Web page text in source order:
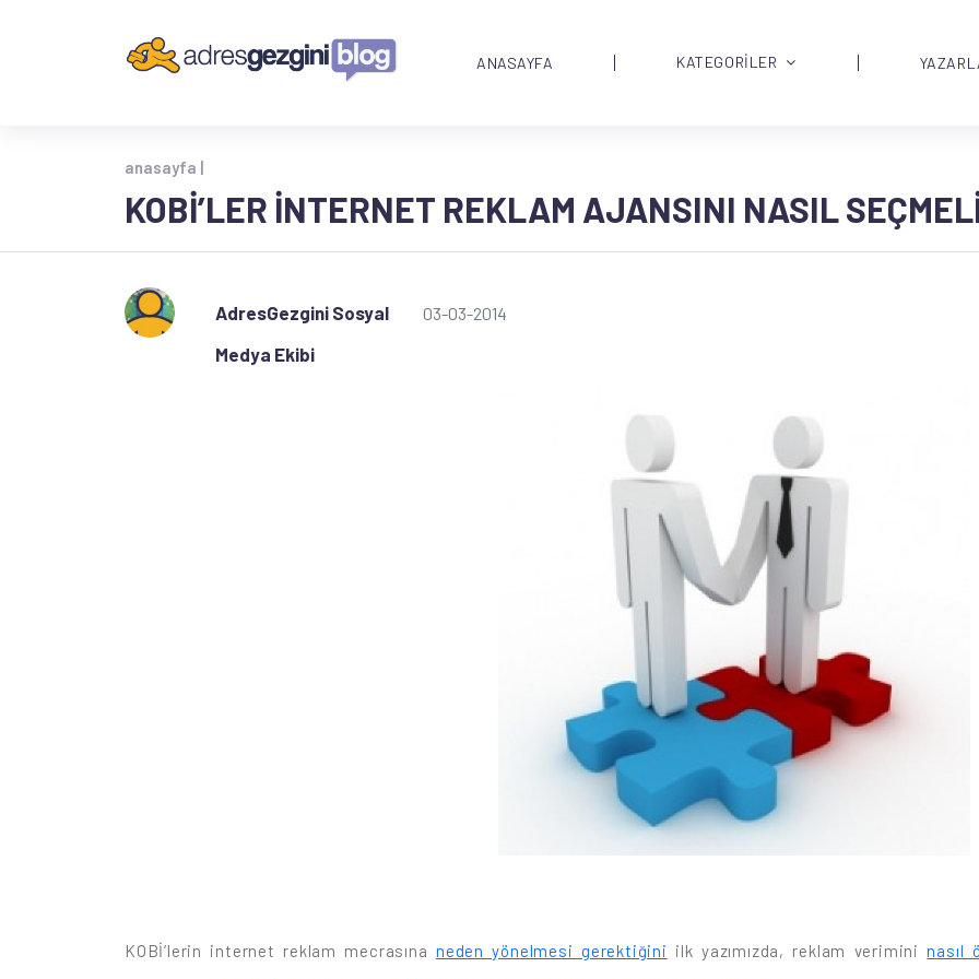
ANASAYFA KATEGORİLER
anasayfa |
KOBİ’LER İNTERNET REKLAM AJANSINI NASIL
AdresGezgini Sosyal
Medya Ekibi
03-03-2014
KOBİ’lerin internet reklam mecrasına neden yönelmesi gerektiğini ilk yazımızda, reklam verimininasıl